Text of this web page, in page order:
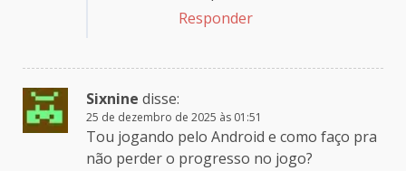
Responder
Sixnine disse:
25 de dezembro de 2025 às 01:51
Tou jogando pelo Android e como faço pra
não perder o progresso no jogo?